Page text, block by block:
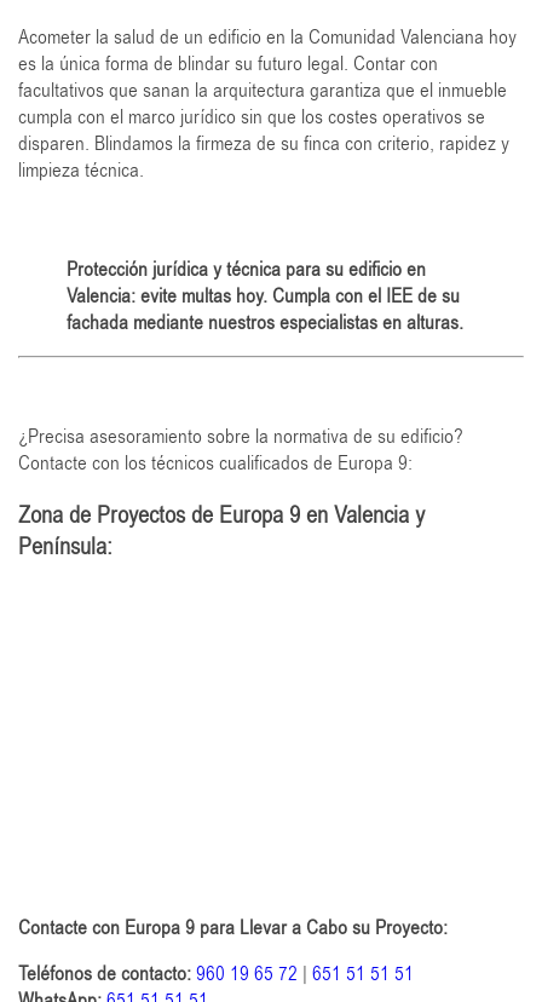
Acometer la salud de un edificio en la Comunidad Valenciana hoy
es la única forma de blindar su futuro legal. Contar con
facultativos que sanan la arquitectura garantiza que el inmueble
cumpla con el marco jurídico sin que los costes operativos se
disparen. Blindamos la firmeza de su finca con criterio, rapidez y
limpieza técnica.
Protección jurídica y técnica para su edificio en
Valencia: evite multas hoy. Cumpla con el IEE de su
fachada mediante nuestros especialistas en alturas.
¿Precisa asesoramiento sobre la normativa de su edificio?
Contacte con los técnicos cualificados de Europa 9:
Zona de Proyectos de Europa 9 en Valencia y
Península:
Contacte con Europa 9 para Llevar a Cabo su Proyecto:
Teléfonos de contacto:960 19 65 72 | 651 51 51 51